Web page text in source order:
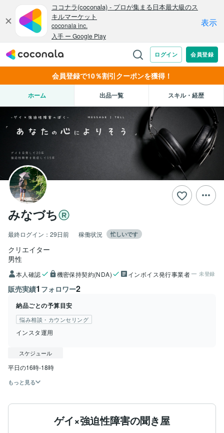
会員登録で10％割引クーポンを獲得！
ホーム 出品一覧 スキル・経歴
みなづち
最終ログイン： 29日前 稼働状況 忙しいです
クリエイター
男性
本人確認 機密保持契約(NDA) インボイス発行事業者 未登録
販売実績1 フォロワー2
納品ごとの予算目安
悩み相談・カウンセリング
インスタ運用
スケジュール
平日の16時-18時
もっと見る
ゲイ×強迫性障害の聞き屋